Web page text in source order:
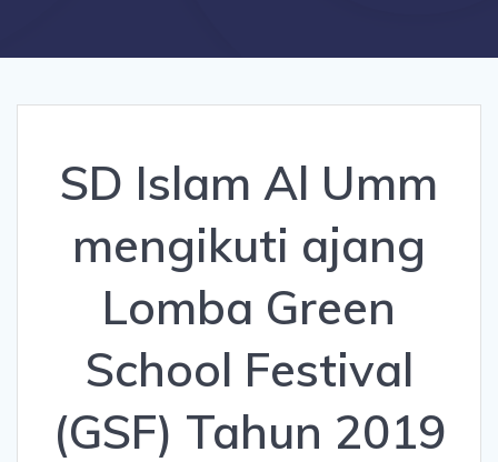
SD Islam Al Umm
mengikuti ajang
Lomba Green
School Festival
(GSF) Tahun 2019